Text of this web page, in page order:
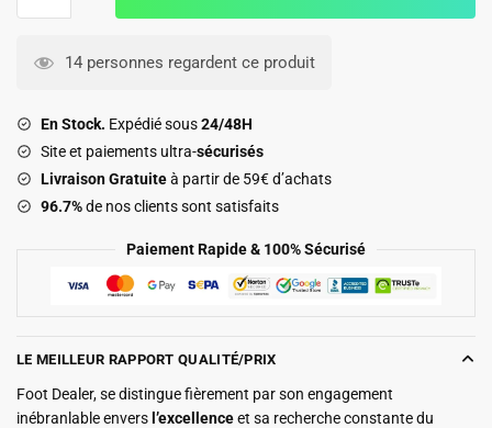
Seville
Domicile
2025
2026
14 personnes regardent ce produit
En Stock. Expédié sous24/48H
Site et paiements ultra-sécurisés
Livraison Gratuiteà partir de 59€ d’achats
96.7%de nos clients sont satisfaits
Paiement Rapide & 100% Sécurisé
LE MEILLEUR RAPPORT QUALITÉ/PRIX
Foot Dealer, se distingue fièrement par son engagement
inébranlable envers l’excellenceet sa recherche constante du